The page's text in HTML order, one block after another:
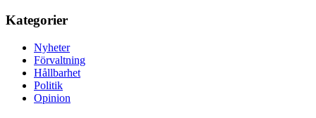
Kategorier
Nyheter
Förvaltning
Hållbarhet
Politik
Opinion